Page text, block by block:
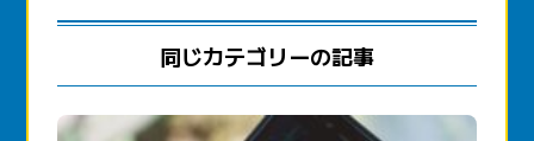
同じカテゴリーの記事